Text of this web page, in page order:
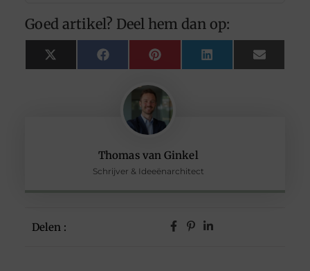
Thomas van Ginkel
Schrijver & Ideeënarchitect
Delen :
Goed artikel? Deel hem dan op:
X
(Twitter)
FacebookPinterest LinkedIn Email